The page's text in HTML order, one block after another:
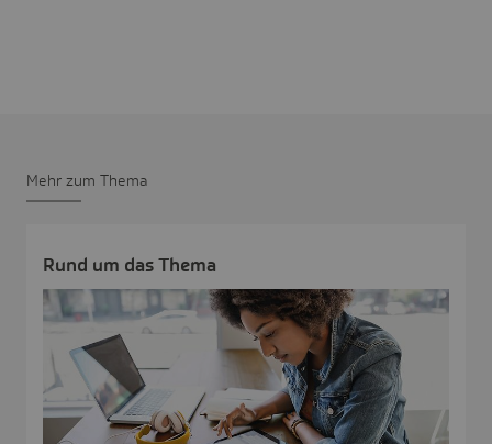
Mehr zum Thema
Rund um das Thema